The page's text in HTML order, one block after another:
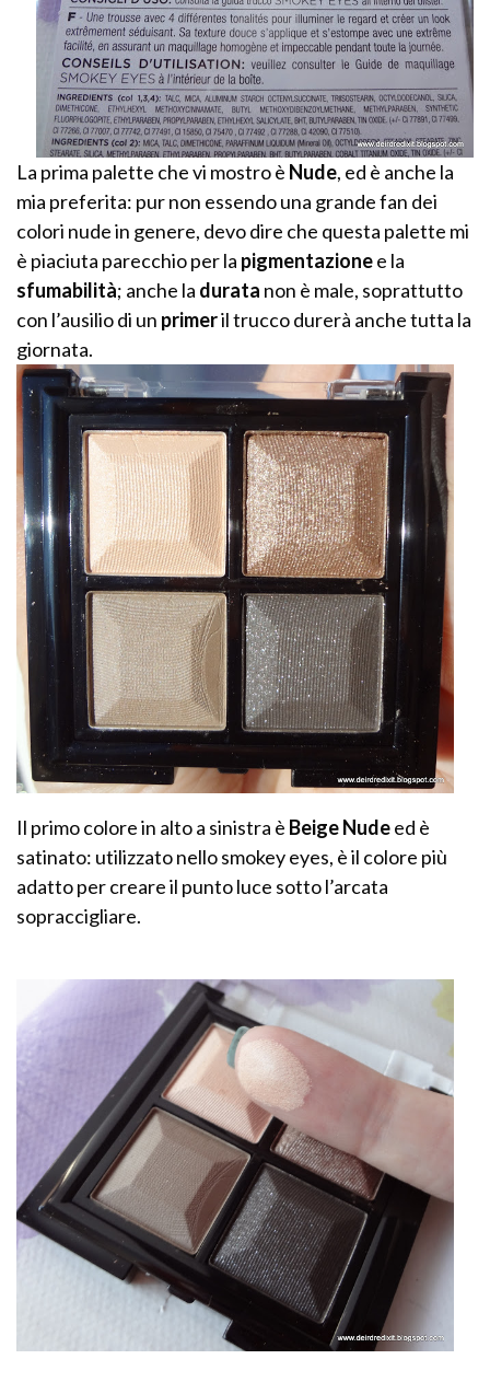
La prima palette che vi mostro è Nude, ed è anche la
mia preferita: pur non essendo una grande fan dei
colori nude in genere, devo dire che questa palette mi
è piaciuta parecchio per la pigmentazionee la
sfumabilità; anche la durata non è male, soprattutto
con l’ausilio di un primeril trucco durerà anche tutta la
giornata.
Il primo colore in alto a sinistra è Beige Nudeed è
satinato: utilizzato nello smokey eyes, è il colore più
adatto per creare il punto luce sotto l’arcata
sopraccigliare.